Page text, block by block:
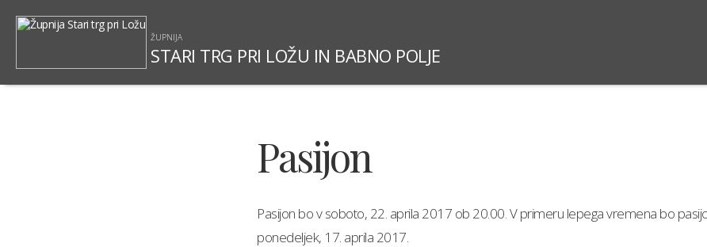
ŽUPNIJA
STARI TRG PRI LOŽU IN BABNO POLJE
Pasijon
Pasijon bo v soboto, 22. aprila 2017 ob 20.00. V primeru lepega vremena bo
ponedeljek, 17. aprila 2017.